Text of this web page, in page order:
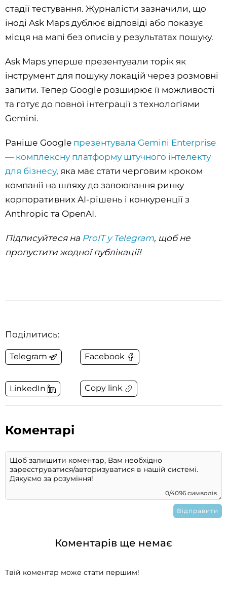
стадії тестування. Журналісти зазначили, що
іноді Ask Maps дублює відповіді або показує
місця на мапі без описів у результатах пошуку.
Ask Maps уперше презентували торік як
інструмент для пошуку локацій через розмовні
запити. Тепер Google розширює її можливості
та готує до повної інтеграції з технологіями
Gemini.
Раніше Google презентувала Gemini Enterprise
— комплексну платформу штучного інтелекту
для бізнесу, яка має стати черговим кроком
компанії на шляху до завоювання ринку
корпоративних AI-рішень і конкуренції з
Anthropic та OpenAI.
Підписуйтеся на ProIT у Telegram, щоб не
пропустити жодної публікації!
Поділитись:
Telegram Facebook
LinkedIn Copy link
Коментарі
0/4096 символів
Коментарів ще немає
Твій коментар може стати першим!